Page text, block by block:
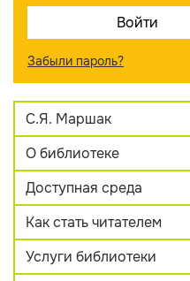
Забыли пароль?
С.Я. Маршак
О библиотеке
Доступная среда
Как стать читателем
Услуги библиотеки